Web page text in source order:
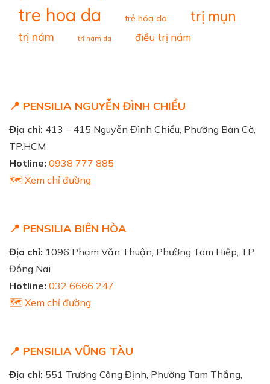
tre hoa da trẻ hóa da trị mụn
trị nám trị nám da điều trị nám
📍 PENSILIA NGUYỄN ĐÌNH CHIỂU
Địa chỉ: 413 – 415 Nguyễn Đình Chiểu, Phường Bàn Cờ,
TP.HCM
Hotline: 0938 777 885
🗺️ Xem chỉ đường
📍 PENSILIA BIÊN HÒA
Địa chỉ: 1096 Phạm Văn Thuận, Phường Tam Hiệp, TP
Đồng Nai
Hotline: 032 6666 247
🗺️ Xem chỉ đường
📍 PENSILIA VŨNG TÀU
Địa chỉ: 551 Trương Công Định, Phường Tam Thắng,